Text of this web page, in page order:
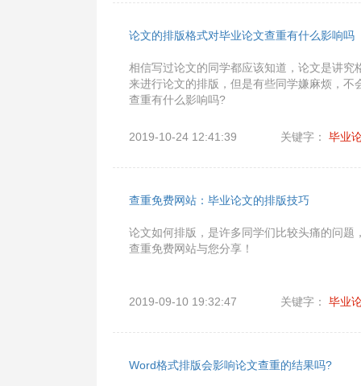
论文的排版格式对毕业论文查重有什么影响吗
相信写过论文的同学都应该知道，论文是讲
来进行论文的排版，但是有些同学嫌麻烦，
查重有什么影响吗?
2019-10-24 12:41:39 关键字： 毕业
查重免费网站：毕业论文的排版技巧
论文如何排版，是许多同学们比较头痛的问
查重免费网站与您分享！
2019-09-10 19:32:47 关键字： 毕业
Word格式排版会影响论文查重的结果吗?